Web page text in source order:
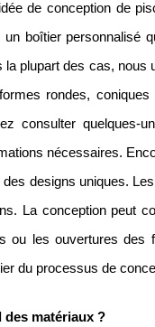
de conception de
un boîtier personnalisé
la plupart des cas, nous
rondes,
consulter
nécessaires.
des designs uniques.
La conception peut
ou les ouvertures des
du processus de
des matériaux ?